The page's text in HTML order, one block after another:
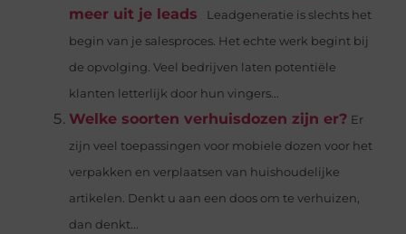
meer uit je leads
Leadgeneratie is slechts het
begin van je salesproces. Het echte werk begint bij
de opvolging. Veel bedrijven laten potentiële
klanten letterlijk door hun vingers...
Welke soorten verhuisdozen zijn er? Er
zijn veel toepassingen voor mobiele dozen voor het
verpakken en verplaatsen van huishoudelijke
artikelen. Denkt u aan een doos om te verhuizen,
dan denkt...